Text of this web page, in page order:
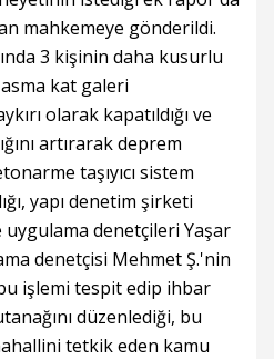
mahkemeye gönderildi.
3 kişinin daha kusurlu
kat galeri
olarak kapatıldığı ve
artırarak deprem
taşıyıcı sistem
yapı denetim şirketi
uygulama denetçileri Yaşar
denetçisi Mehmet Ş.'nin
işlemi tespit edip ihbar
düzenlediği, bu
tetkik eden kamu